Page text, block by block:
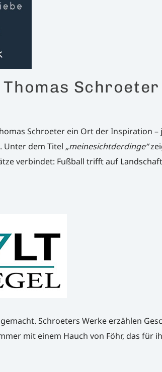
Schroeter
Schroeter ein Ort der Inspiration –
Unter dem Titel „meinesichtderdinge“
verbindet: Fußball trifft auf
Schroeters Werke erzählen
mit einem Hauch von Föhr, das für